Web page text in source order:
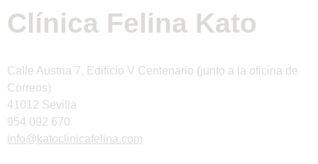
Clínica Felina Kato
Calle Austria 7, Edificio V Centenario (junto a la oficina de
Correos)
41012 Sevilla
954 092 670
info@katoclinicafelina.com